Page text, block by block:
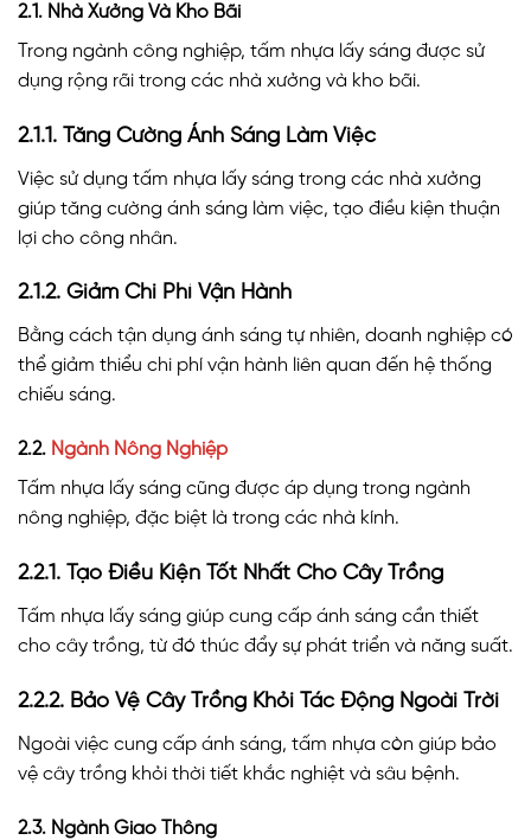
2.1. Nhà Xưởng Và Kho Bãi
Trong ngành công nghiệp, tấm nhựa lấy sáng được sử
dụng rộng rãi trong các nhà xưởng và kho bãi.
2.1.1. Tăng Cường Ánh Sáng Làm Việc
Việc sử dụng tấm nhựa lấy sáng trong các nhà xưởng
giúp tăng cường ánh sáng làm việc, tạo điều kiện thuận
lợi cho công nhân.
2.1.2. Giảm Chi Phí Vận Hành
Bằng cách tận dụng ánh sáng tự nhiên, doanh nghiệp có
thể giảm thiểu chi phí vận hành liên quan đến hệ thống
chiếu sáng.
2.2. Ngành Nông Nghiệp
Tấm nhựa lấy sáng cũng được áp dụng trong ngành
nông nghiệp, đặc biệt là trong các nhà kính.
2.2.1. Tạo Điều Kiện Tốt Nhất Cho Cây Trồng
Tấm nhựa lấy sáng giúp cung cấp ánh sáng cần thiết
cho cây trồng, từ đó thúc đẩy sự phát triển và năng suất.
2.2.2. Bảo Vệ Cây Trồng Khỏi Tác Động Ngoài Trời
Ngoài việc cung cấp ánh sáng, tấm nhựa còn giúp bảo
vệ cây trồng khỏi thời tiết khắc nghiệt và sâu bệnh.
2.3. Ngành Giao Thông